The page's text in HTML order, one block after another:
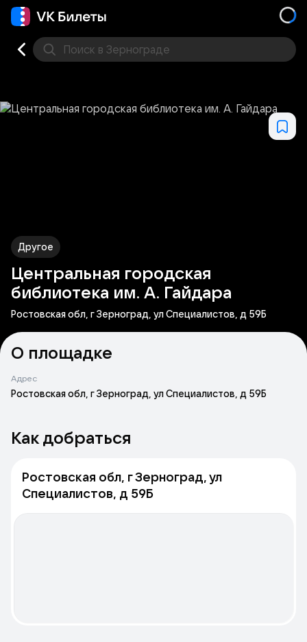
Поиск в Зернограде
Другое
Центральная городская
библиотека им. А. Гайдара
Ростовская обл, г Зерноград, ул Специалистов, д 59Б
О площадке
Адрес
Ростовская обл, г Зерноград, ул Специалистов, д 59Б
Как добраться
Ростовская обл, г Зерноград, ул
Специалистов, д 59Б